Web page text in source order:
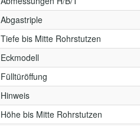
Abgastriple
Tiefe bis Mitte Rohrstutzen
Eckmodell
Fülltüröffung
Hinweis
Höhe bis Mitte Rohrstutzen